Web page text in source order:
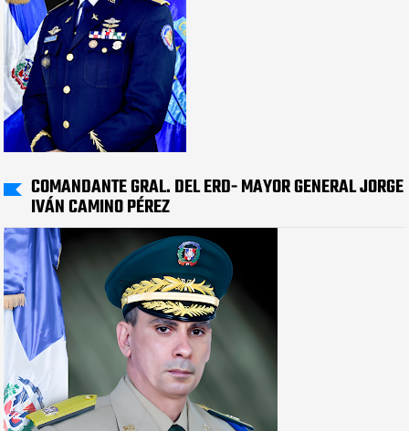
COMANDANTE GRAL. DEL ERD- MAYOR GENERAL JORGE
IVÁN CAMINO PÉREZ